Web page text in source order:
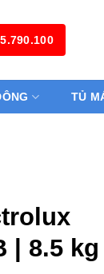
TỦ
| 8.5